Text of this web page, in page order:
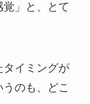
」と、とて
タイミングが
のも、どこ